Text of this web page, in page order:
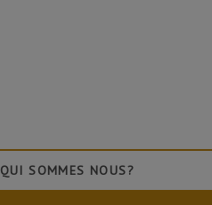
QUI SOMMES NOUS?